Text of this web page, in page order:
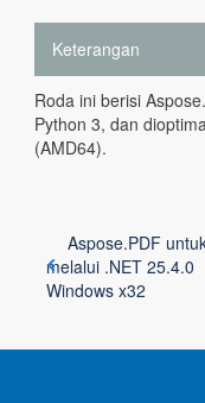
Keterangan
Roda ini berisi
Python 3, dan
(AMD64).
Aspose.PDF
melalui .NET 25.4.0
Windows x32